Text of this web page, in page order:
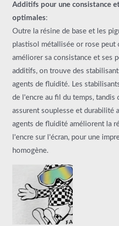
Additifs pour une consistance
optimales:
Outre la résine de base et les
plastisol métallisée or rose
améliorer sa consistance et ses
additifs, on trouve des
agents de fluidité. Les
de l'encre au fil du temps, tandis
assurent souplesse et durabilité
agents de fluidité améliorent la
l'encre sur l'écran, pour une
homogène.